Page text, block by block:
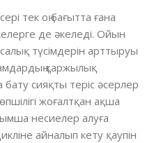
тек оң бағытта ғана
де әкеледі. Ойын
түсімдерін арттыруы
қаржылық
сияқты теріс әсерлер
жоғалтқан ақша
несиелер алуға
айналып кету қаупін